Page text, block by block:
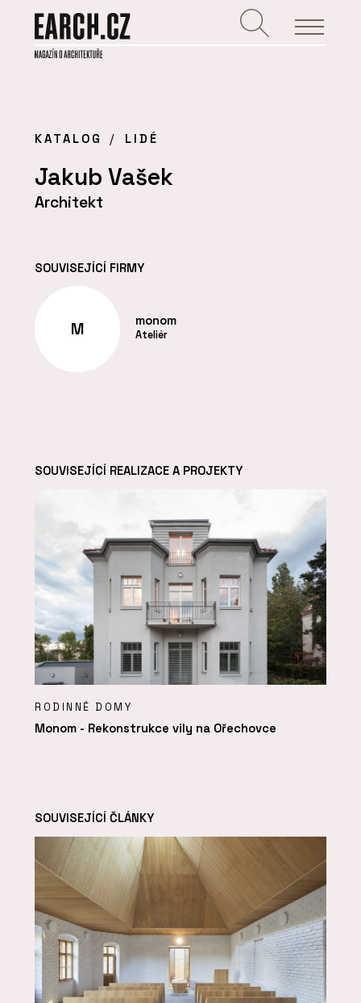
KATALOG LIDÉ
Jakub Vašek
Architekt
SOUVISEJÍCÍ FIRMY
M monom
Ateliér
SOUVISEJÍCÍ REALIZACE A PROJEKTY
RODINNÉ DOMY
Monom - Rekonstrukce vily na Ořechovce
SOUVISEJÍCÍ ČLÁNKY